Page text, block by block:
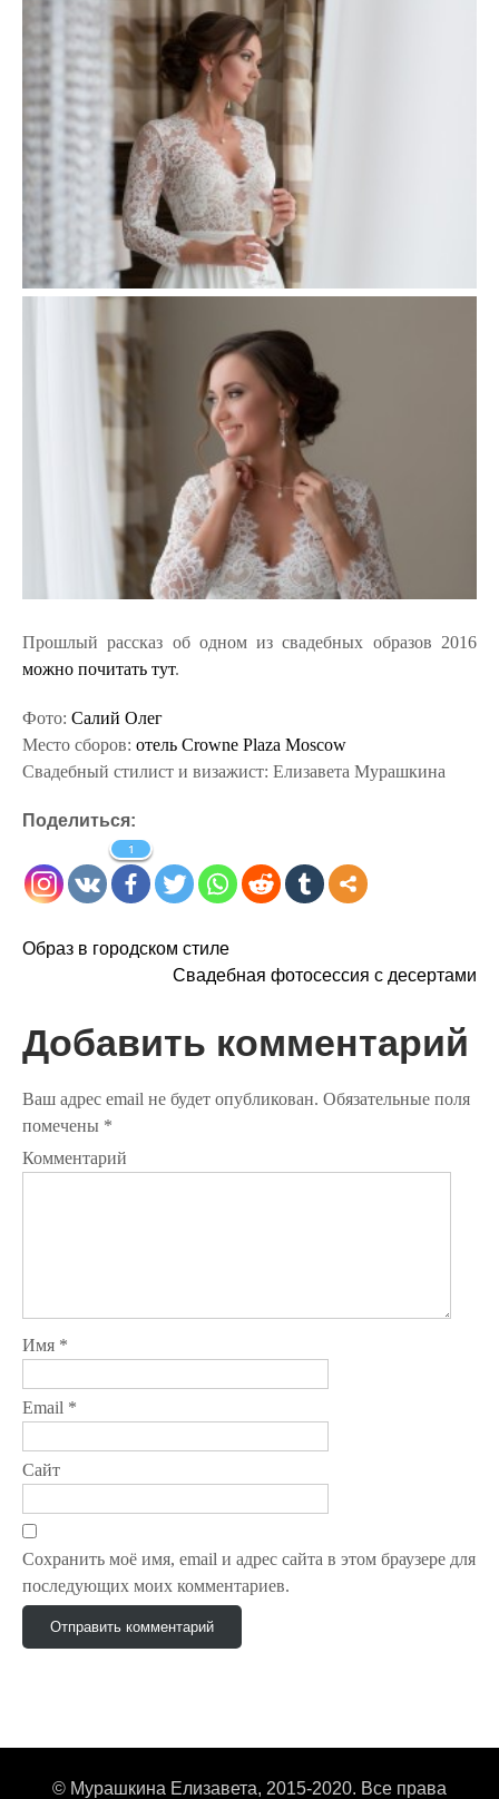
Прошлый рассказ об одном из свадебных образов 2016
можно почитать тут.
Фото: Салий Олег
Место сборов: отель Crowne Plaza Moscow
Свадебный стилист и визажист: Елизавета Мурашкина
Поделиться:
1
Н
в
г
а
п
о
з
а
п
и
с
я
м
Образ в городском стиле
Свадебная фотосессия с десертами
Добавить комментарий
Ваш адрес email не будет опубликован. Обязательные поля
помечены *
Комментарий
Имя *
Email *
Сайт
Сохранить моё имя, email и адрес сайта в этом браузере для
последующих моих комментариев.
© Мурашкина Елизавета, 2015-2020. Все права